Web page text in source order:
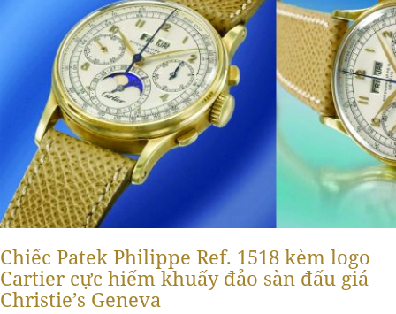
Chiếc Patek Philippe Ref. 1518 kèm logo
Cartier cực hiếm khuấy đảo sàn đấu giá
Christie’s Geneva